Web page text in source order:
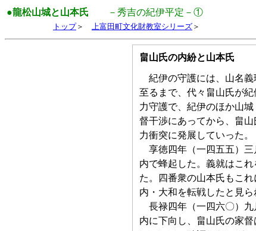
●龍松山城と山本氏 －秀吉の紀伊平定－①
トップ＞ 上富田町文化財教室シリーズ ＞
畠山氏の内紛と山本氏
紀伊の守護には、山名義
至るまで、代々畠山氏が
力守護で、紀伊のほか山
督干渉にあってから、畠
力衝突に発展していった。
享徳四年（一四五五）三
内で蜂起した。義就はこ
た。四番衆の山本氏もこ
内・大和を転戦したと見ら
長禄四年（一四六〇）九
内に下向し、畠山氏の家